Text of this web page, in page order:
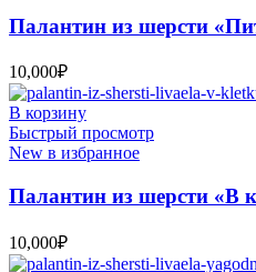
Палантин из шерсти
10,000₽
В корзину
Быстрый просмотр
New в избранное
Палантин из шерсти «В
10,000₽